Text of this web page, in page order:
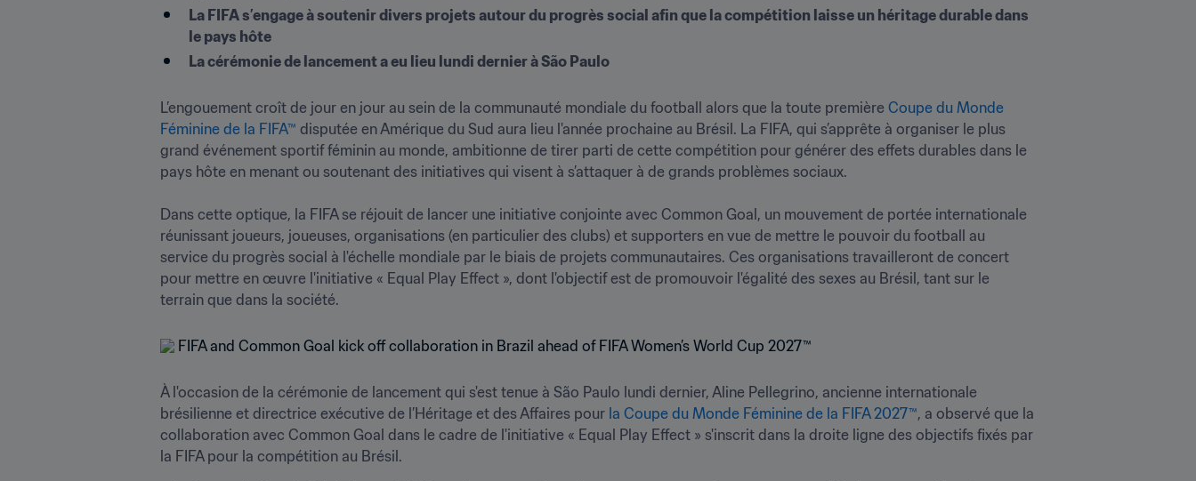
La FIFA s’engage à soutenir divers projets autour du progrès social afin que la compétition laisse un héritage durable dans
le pays hôte
La cérémonie de lancement a eu lieu lundi dernier à São Paulo
L’engouement croît de jour en jour au sein de la communauté mondiale du football alors que la toute première Coupe du Monde
Féminine de la FIFA™ disputée en Amérique du Sud aura lieu l'année prochaine au Brésil. La FIFA, qui s’apprête à organiser le plus
grand événement sportif féminin au monde, ambitionne de tirer parti de cette compétition pour générer des effets durables dans le
pays hôte en menant ou soutenant des initiatives qui visent à s’attaquer à de grands problèmes sociaux.
Dans cette optique, la FIFA se réjouit de lancer une initiative conjointe avec Common Goal, un mouvement de portée internationale
réunissant joueurs, joueuses, organisations (en particulier des clubs) et supporters en vue de mettre le pouvoir du football au
service du progrès social à l'échelle mondiale par le biais de projets communautaires. Ces organisations travailleront de concert
pour mettre en œuvre l'initiative « Equal Play Effect », dont l'objectif est de promouvoir l'égalité des sexes au Brésil, tant sur le
terrain que dans la société.
À l'occasion de la cérémonie de lancement qui s'est tenue à São Paulo lundi dernier, Aline Pellegrino, ancienne internationale
brésilienne et directrice exécutive de l’Héritage et des Affaires pour la Coupe du Monde Féminine de la FIFA 2027™, a observé que la
collaboration avec Common Goal dans le cadre de l'initiative « Equal Play Effect » s'inscrit dans la droite ligne des objectifs fixés par
la FIFA pour la compétition au Brésil.